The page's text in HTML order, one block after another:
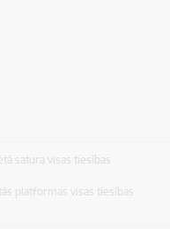
satura visas tiesības
platformas visas tiesības